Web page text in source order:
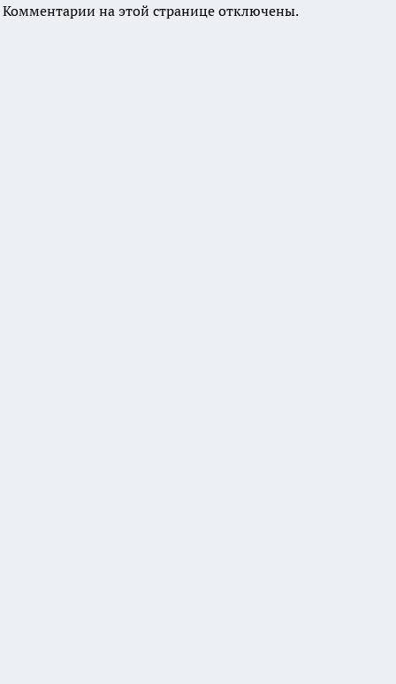
Комментарии на этой странице отключены.